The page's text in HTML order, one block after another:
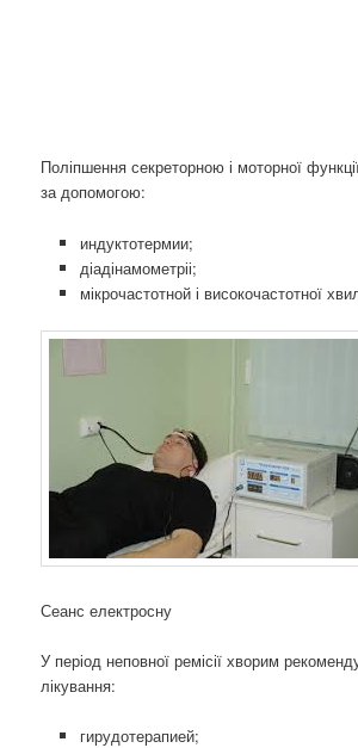
Поліпшення секреторною і моторної
за допомогою:
индуктотермии;
діадінамометріі;
мікрочастотной і високочастотної
Сеанс електросну
У період неповної ремісії хворим
лікування:
гирудотерапией;